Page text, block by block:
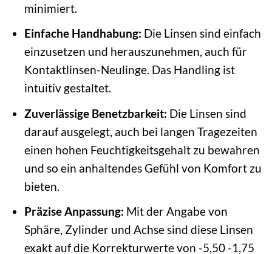
minimiert.
Einfache Handhabung: Die Linsen sind einfach
einzusetzen und herauszunehmen, auch für
Kontaktlinsen-Neulinge. Das Handling ist
intuitiv gestaltet.
Zuverlässige Benetzbarkeit: Die Linsen sind
darauf ausgelegt, auch bei langen Tragezeiten
einen hohen Feuchtigkeitsgehalt zu bewahren
und so ein anhaltendes Gefühl von Komfort zu
bieten.
Präzise Anpassung: Mit der Angabe von
Sphäre, Zylinder und Achse sind diese Linsen
exakt auf die Korrekturwerte von -5,50 -1,75